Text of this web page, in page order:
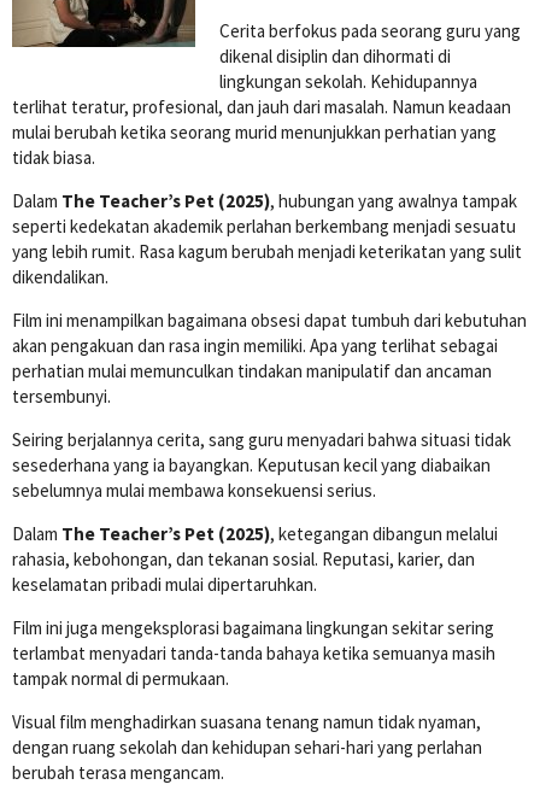
Cerita berfokus pada seorang guru yang
dikenal disiplin dan dihormati di
lingkungan sekolah. Kehidupannya
terlihat teratur, profesional, dan jauh dari masalah. Namun keadaan
mulai berubah ketika seorang murid menunjukkan perhatian yang
tidak biasa.
Dalam The Teacher’s Pet (2025), hubungan yang awalnya tampak
seperti kedekatan akademik perlahan berkembang menjadi sesuatu
yang lebih rumit. Rasa kagum berubah menjadi keterikatan yang sulit
dikendalikan.
Film ini menampilkan bagaimana obsesi dapat tumbuh dari kebutuhan
akan pengakuan dan rasa ingin memiliki. Apa yang terlihat sebagai
perhatian mulai memunculkan tindakan manipulatif dan ancaman
tersembunyi.
Seiring berjalannya cerita, sang guru menyadari bahwa situasi tidak
sesederhana yang ia bayangkan. Keputusan kecil yang diabaikan
sebelumnya mulai membawa konsekuensi serius.
Dalam The Teacher’s Pet (2025), ketegangan dibangun melalui
rahasia, kebohongan, dan tekanan sosial. Reputasi, karier, dan
keselamatan pribadi mulai dipertaruhkan.
Film ini juga mengeksplorasi bagaimana lingkungan sekitar sering
terlambat menyadari tanda-tanda bahaya ketika semuanya masih
tampak normal di permukaan.
Visual film menghadirkan suasana tenang namun tidak nyaman,
dengan ruang sekolah dan kehidupan sehari-hari yang perlahan
berubah terasa mengancam.